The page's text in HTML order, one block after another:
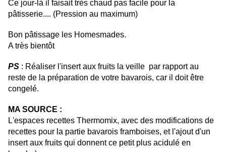
Ce jour-là il faisait très chaud pas facile pour la
pâtisserie.... (Pression au maximum)
Bon pâtissage les Homesmades.
A très bientôt
PS : Réaliser l'insert aux fruits la veille par rapport au
reste de la préparation de votre bavarois, car il doit être
congelé.
MA SOURCE :
L'espaces recettes Thermomix, avec des modifications de
recettes pour la partie bavarois framboises, et l'ajout d'un
insert aux fruits qui donnent ce petit plus acidulé en